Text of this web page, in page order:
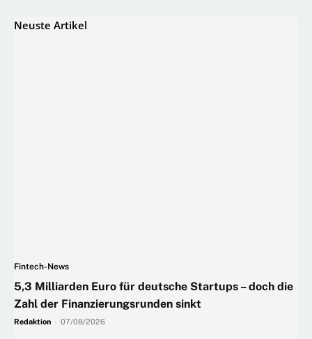
Neuste Artikel
Fintech-News
5,3 Milliarden Euro für deutsche Startups – doch die
Zahl der Finanzierungsrunden sinkt
Redaktion 07/08/2026